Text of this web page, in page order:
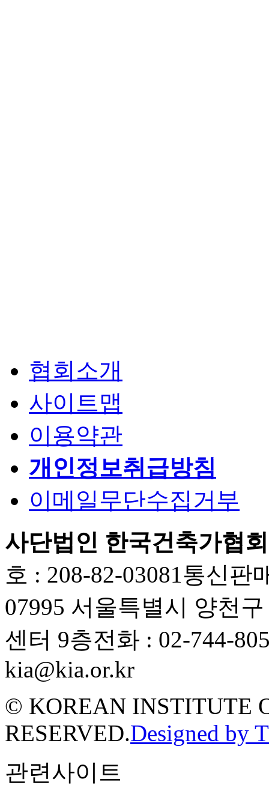
협회소개
사이트맵
이용약관
개인정보취급방침
이메일무단수집거부
사단법인 한국건축가협회
호 : 208-82-03081 통신판
07995 서울특별시 양천
센터 9층전화 : 02-744-
kia@kia.or.kr
© KOREAN INSTITUTE
RESERVED.Designed by
관련사이트